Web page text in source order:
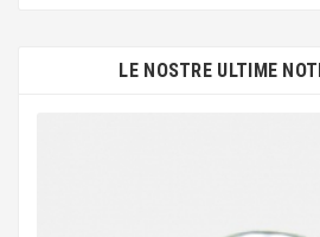
LE NOSTRE ULTIME